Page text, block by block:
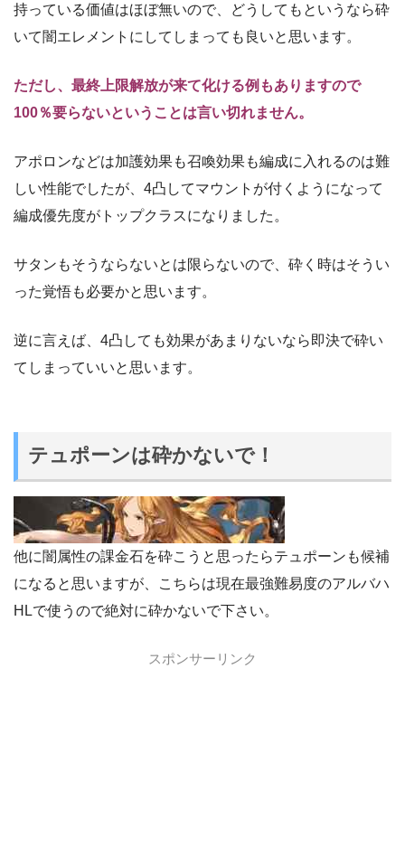
持っている価値はほぼ無いので、どうしてもというなら砕
いて闇エレメントにしてしまっても良いと思います。
ただし、最終上限解放が来て化ける例もありますので
100％要らないということは言い切れません。
アポロンなどは加護効果も召喚効果も編成に入れるのは難
しい性能でしたが、4凸してマウントが付くようになって
編成優先度がトップクラスになりました。
サタンもそうならないとは限らないので、砕く時はそうい
った覚悟も必要かと思います。
逆に言えば、4凸しても効果があまりないなら即決で砕い
てしまっていいと思います。
テュポーンは砕かないで！
他に闇属性の課金石を砕こうと思ったらテュポーンも候補
になると思いますが、こちらは現在最強難易度のアルバハ
HLで使うので絶対に砕かないで下さい。
スポンサーリンク